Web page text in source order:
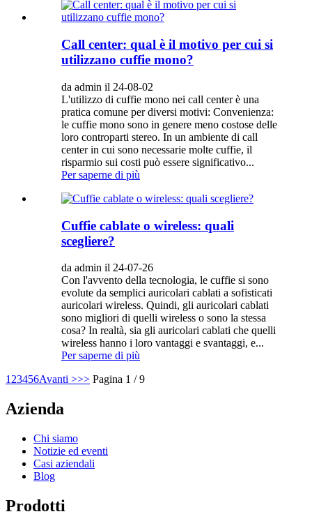
Call center: qual è il motivo per cui si
utilizzano cuffie mono?
da admin il 24-08-02
L'utilizzo di cuffie mono nei call center è una
pratica comune per diversi motivi: Convenienza:
le cuffie mono sono in genere meno costose delle
loro controparti stereo. In un ambiente di call
center in cui sono necessarie molte cuffie, il
risparmio sui costi può essere significativo...
Per saperne di più
Cuffie cablate o wireless: quali
scegliere?
da admin il 24-07-26
Con l'avvento della tecnologia, le cuffie si sono
evolute da semplici auricolari cablati a sofisticati
auricolari wireless. Quindi, gli auricolari cablati
sono migliori di quelli wireless o sono la stessa
cosa? In realtà, sia gli auricolari cablati che quelli
wireless hanno i loro vantaggi e svantaggi, e...
Per saperne di più
1 23456Avanti >>> Pagina 1 / 9
Azienda
Chi siamo
Notizie ed eventi
Casi aziendali
Blog
Prodotti